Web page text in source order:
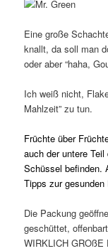
Eine große
knallt, da soll man
oder aber “haha,
Ich weiß nicht,
Mahlzeit” zu tun.
Früchte über
auch der untere
Schüssel befinden.
Tipps zur gesunden
Die Packung
geschüttet,
WIRKLICH GROßE